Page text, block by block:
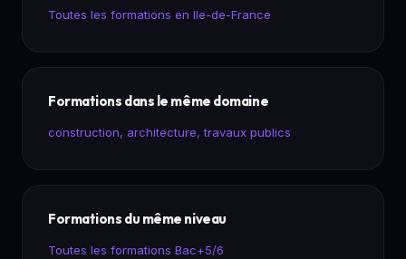
Toutes les formations en Ile-de-France
Formations dans le même domaine
construction, architecture, travaux publics
Formations du même niveau
Toutes les formations Bac+5/6